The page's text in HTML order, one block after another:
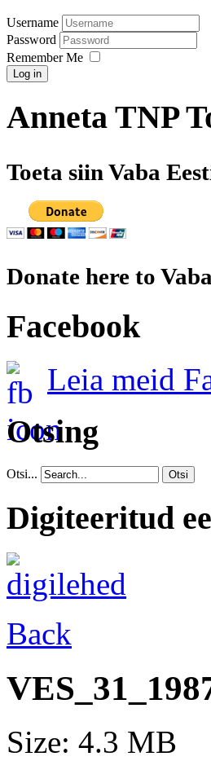
Username
Password
Remember Me
Log in
Anneta TNP
Toeta siin Vaba
Donate here to
Facebook
Leia meid
Otsing
Otsi... Otsi
Digiteeritud
Back
Size: 4.3 MB